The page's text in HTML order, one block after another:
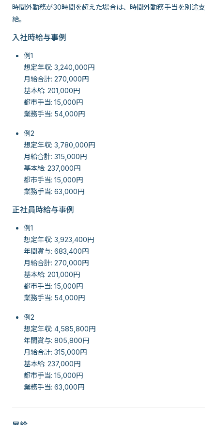
時間外勤務が30時間を超えた場合は、時間外勤務手当を別途支
給。
入社時給与事例
例1
想定年収: 3,240,000円
月給合計: 270,000円
基本給: 201,000円
都市手当: 15,000円
業務手当: 54,000円
例2
想定年収: 3,780,000円
月給合計: 315,000円
基本給: 237,000円
都市手当: 15,000円
業務手当: 63,000円
正社員時給与事例
例1
想定年収: 3,923,400円
年間賞与: 683,400円
月給合計: 270,000円
基本給: 201,000円
都市手当: 15,000円
業務手当: 54,000円
例2
想定年収: 4,585,800円
年間賞与: 805,800円
月給合計: 315,000円
基本給: 237,000円
都市手当: 15,000円
業務手当: 63,000円